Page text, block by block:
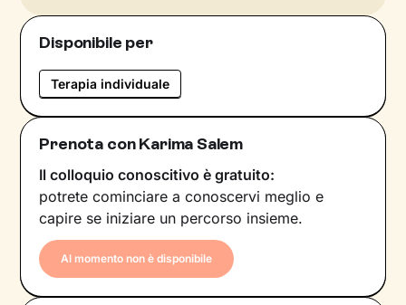
Disponibile per
Terapia individuale
Prenota con Karima Salem
Il colloquio conoscitivo è gratuito:
potrete cominciare a conoscervi meglio e
capire se iniziare un percorso insieme.
Al momento non è disponibile